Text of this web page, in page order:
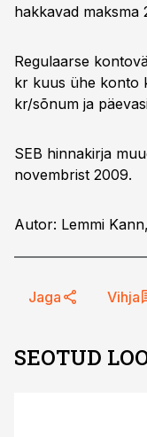
hakkavad maksma
Regulaarse
kr kuus ühe konto
kr/sõnum ja
SEB hinnakirja
novembrist 2009.
Autor: Lemmi
Jaga Vihja
SEOTUD